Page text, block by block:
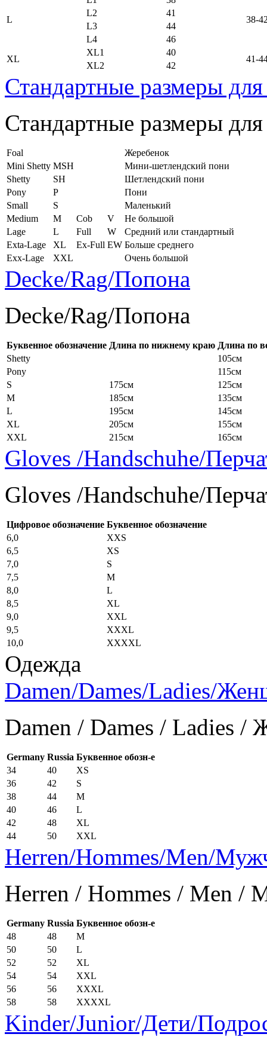
L
38-
L2
41
L3
44
L4
46
XL
XL1 40
41-
XL2 42
Стандартные размеры
Стандартные размеры
Foal
Жеребенок
Mini Shetty MSH
Мини-шетлендский пони
Shetty
SH
Шетлендский пони
Pony
P
Пони
Small
S
Маленький
Medium
M Cob V
Не большой
Lage
L Full W
Средний или стандартный
Exta-Lage
XL Ex-Full EW Больше среднего
Exx-Lage
XXL Очень большой
Decke/Rag/Попона
Decke/Rag/Попона
Буквенное обозначение Длина по нижнему краю Длина по
Shetty
105см
Pony
115см
S
175см
125см
M
185см
135см
L
195см
145см
XL
205см
155см
XXL
215см 165см
Gloves /Handschuhe/
Gloves /Handschuhe/
Цифровое обозначение Буквенное обозначение
6,0
XXS
6,5
XS
7,0
S
7,5
M
8,0
L
8,5
XL
9,0
XXL
9,5
XXXL
10,0
XXXXL
Одежда
Damen/Dames/Ladies/
Damen / Dames / Ladies
Germany Russia Буквенное обозн-е
34
40
XS
36
42
S
38
44
M
40
46
L
42
48
XL
44
50 XXL
Herren/Hommes/Men/
Herren / Hommes / Men /
Germany Russia Буквенное обозн-е
48
48
M
50
50
L
52
52
XL
54
54
XXL
56
56
XXXL
58
58 XXXXL
Kinder/Junior/Дети/